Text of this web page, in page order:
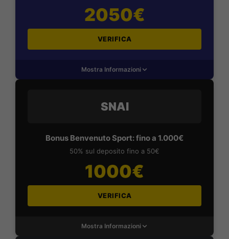
2050€
VERIFICA
Mostra Informazioni
SNAI
Bonus Benvenuto Sport: fino a 1.000€
50% sul deposito fino a 50€
1000€
VERIFICA
Mostra Informazioni